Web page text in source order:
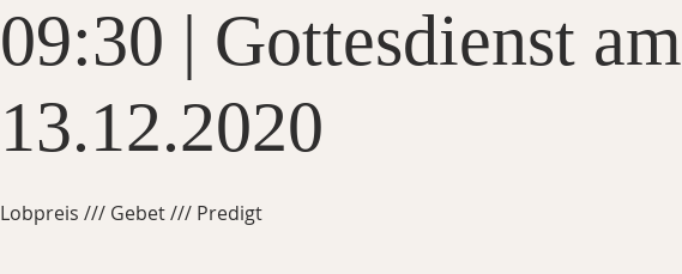
09:30 | Gottesdienst am
13.12.2020
Lobpreis /// Gebet /// Predigt